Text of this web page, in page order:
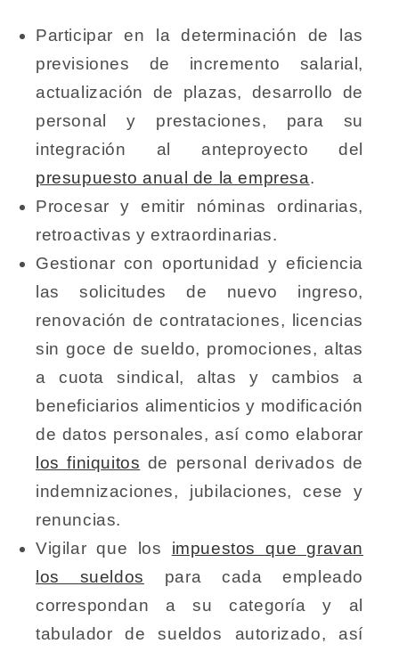
Participar en la determinación de las
previsiones de incremento salarial,
actualización de plazas, desarrollo de
personal y prestaciones, para su
integración al anteproyecto del
presupuesto anual de la empresa.
Procesar y emitir nóminas ordinarias,
retroactivas y extraordinarias.
Gestionar con oportunidad y eficiencia
las solicitudes de nuevo ingreso,
renovación de contrataciones, licencias
sin goce de sueldo, promociones, altas
a cuota sindical, altas y cambios a
beneficiarios alimenticios y modificación
de datos personales, así como elaborar
los finiquitos de personal derivados de
indemnizaciones, jubilaciones, cese y
renuncias.
Vigilar que los impuestos que gravan
los sueldos para cada empleado
correspondan a su categoría y al
tabulador de sueldos autorizado, así